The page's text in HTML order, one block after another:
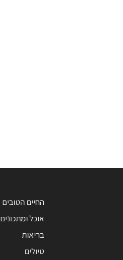
החיים הטובים
אוכל ומתכונים
בריאות
טיולים